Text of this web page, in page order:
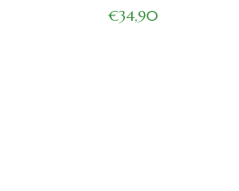
€34,90